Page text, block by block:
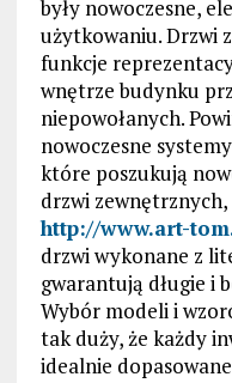
były nowoczesne,
użytkowaniu. Drzwi
funkcje
wnętrze budynku
niepowołanych.
nowoczesne
które poszukują
drzwi
http://www.art-
drzwi wykonane z
gwarantują długie i
Wybór modeli i
tak duży, że każdy
idealnie